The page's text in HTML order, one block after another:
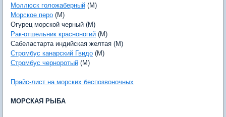
Моллюск голожаберный (M)
Морское перо (M)
Огурец морской черный (M)
Рак-отшельник красноногий (M)
Сабеластарта индийская желтая (M)
Стромбус канарский Гвидо (M)
Стромбус черноротый (M)
Прайс-лист на морских беспозвоночных
МОРСКАЯ РЫБА